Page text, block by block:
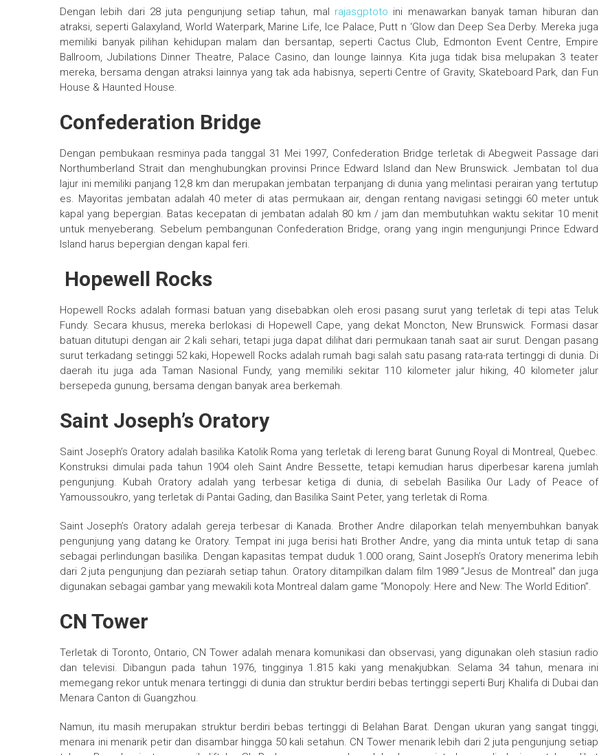
Dengan lebih dari 28 juta pengunjung setiap tahun, mal rajasgptoto ini menawarkan banyak taman hiburan dan
atraksi, seperti Galaxyland, World Waterpark, Marine Life, Ice Palace, Putt n ‘Glow dan Deep Sea Derby. Mereka juga
memiliki banyak pilihan kehidupan malam dan bersantap, seperti Cactus Club, Edmonton Event Centre, Empire
Ballroom, Jubilations Dinner Theatre, Palace Casino, dan lounge lainnya. Kita juga tidak bisa melupakan 3 teater
mereka, bersama dengan atraksi lainnya yang tak ada habisnya, seperti Centre of Gravity, Skateboard Park, dan Fun
House & Haunted House.
Confederation Bridge
Dengan pembukaan resminya pada tanggal 31 Mei 1997, Confederation Bridge terletak di Abegweit Passage dari
Northumberland Strait dan menghubungkan provinsi Prince Edward Island dan New Brunswick. Jembatan tol dua
lajur ini memiliki panjang 12,8 km dan merupakan jembatan terpanjang di dunia yang melintasi perairan yang tertutup
es. Mayoritas jembatan adalah 40 meter di atas permukaan air, dengan rentang navigasi setinggi 60 meter untuk
kapal yang bepergian. Batas kecepatan di jembatan adalah 80 km / jam dan membutuhkan waktu sekitar 10 menit
untuk menyeberang. Sebelum pembangunan Confederation Bridge, orang yang ingin mengunjungi Prince Edward
Island harus bepergian dengan kapal feri.
Hopewell Rocks
Hopewell Rocks adalah formasi batuan yang disebabkan oleh erosi pasang surut yang terletak di tepi atas Teluk
Fundy. Secara khusus, mereka berlokasi di Hopewell Cape, yang dekat Moncton, New Brunswick. Formasi dasar
batuan ditutupi dengan air 2 kali sehari, tetapi juga dapat dilihat dari permukaan tanah saat air surut. Dengan pasang
surut terkadang setinggi 52 kaki, Hopewell Rocks adalah rumah bagi salah satu pasang rata-rata tertinggi di dunia. Di
daerah itu juga ada Taman Nasional Fundy, yang memiliki sekitar 110 kilometer jalur hiking, 40 kilometer jalur
bersepeda gunung, bersama dengan banyak area berkemah.
Saint Joseph’s Oratory
Saint Joseph’s Oratory adalah basilika Katolik Roma yang terletak di lereng barat Gunung Royal di Montreal, Quebec.
Konstruksi dimulai pada tahun 1904 oleh Saint Andre Bessette, tetapi kemudian harus diperbesar karena jumlah
pengunjung. Kubah Oratory adalah yang terbesar ketiga di dunia, di sebelah Basilika Our Lady of Peace of
Yamoussoukro, yang terletak di Pantai Gading, dan Basilika Saint Peter, yang terletak di Roma.
Saint Joseph’s Oratory adalah gereja terbesar di Kanada. Brother Andre dilaporkan telah menyembuhkan banyak
pengunjung yang datang ke Oratory. Tempat ini juga berisi hati Brother Andre, yang dia minta untuk tetap di sana
sebagai perlindungan basilika. Dengan kapasitas tempat duduk 1.000 orang, Saint Joseph’s Oratory menerima lebih
dari 2 juta pengunjung dan peziarah setiap tahun. Oratory ditampilkan dalam film 1989 “Jesus de Montreal” dan juga
digunakan sebagai gambar yang mewakili kota Montreal dalam game “Monopoly: Here and New: The World Edition”.
CN Tower
Terletak di Toronto, Ontario, CN Tower adalah menara komunikasi dan observasi, yang digunakan oleh stasiun radio
dan televisi. Dibangun pada tahun 1976, tingginya 1.815 kaki yang menakjubkan. Selama 34 tahun, menara ini
memegang rekor untuk menara tertinggi di dunia dan struktur berdiri bebas tertinggi seperti Burj Khalifa di Dubai dan
Menara Canton di Guangzhou.
Namun, itu masih merupakan struktur berdiri bebas tertinggi di Belahan Barat. Dengan ukuran yang sangat tinggi,
menara ini menarik petir dan disambar hingga 50 kali setahun. CN Tower menarik lebih dari 2 juta pengunjung setiap